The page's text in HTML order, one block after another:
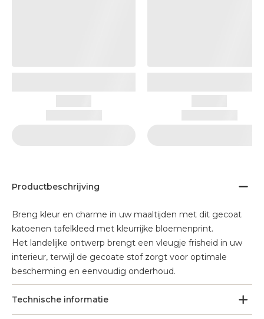
Productbeschrijving
Breng kleur en charme in uw maaltijden met dit gecoat
katoenen tafelkleed met kleurrijke bloemenprint.
Het landelijke ontwerp brengt een vleugje frisheid in uw
interieur, terwijl de gecoate stof zorgt voor optimale
bescherming en eenvoudig onderhoud.
Technische informatie